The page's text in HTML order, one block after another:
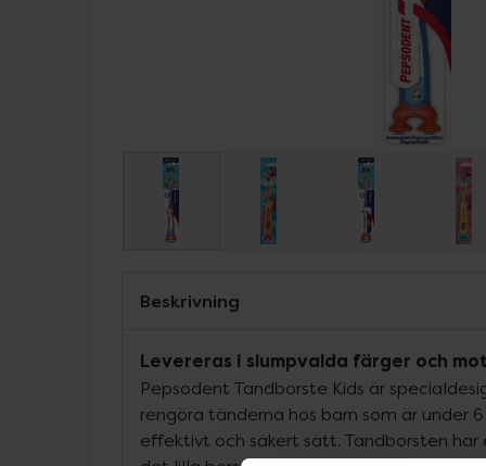
Beskrivning
Levereras i slumpvalda färger och
Pepsodent Tandborste Kids är
rengöra tänderna hos barn som är under
effektivt och säkert sätt. Tandborsten har